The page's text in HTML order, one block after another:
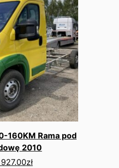
160KM Rama pod
2010
zł